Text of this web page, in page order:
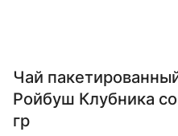
Чай
Ройбуш Клубника
гр